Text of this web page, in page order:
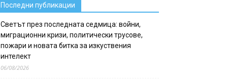
Последни публикации
Светът през последната седмица: войни,
миграционни кризи, политически трусове,
пожари и новата битка за изкуствения
интелект
06/08/2026